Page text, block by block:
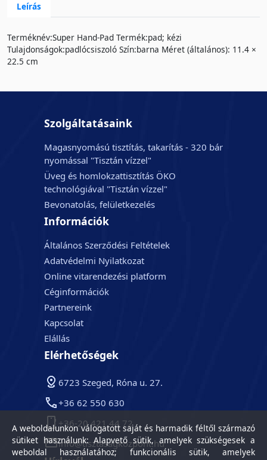
Leírás
Terméknév:Super Hand-Pad Termék:pad; kézi
Tulajdonságok:padlócsiszoló Szín:barna Méret (általános): 11.4 ×
22.5 cm
Szolgáltatásaink
Magasnyomású tisztítás, takarítás - 320 bár
nyomással "Tisztán vízzel"
Üveg és homlokzattisztítás ÖKO
technológiával "Tisztán vízzel"
Bevonatolás, felületkezelés
Információk
Általános Szerződési Feltételek
Adatvédelmi Nyilatkozat
Online vitarendezési platform
Céginformációk
Partnereink
Kapcsolat
Elállás
Elérhetőségek
6723 Szeged, Róna u. 27.
+36 62 550 630
+36-20 421 44 72
info@tisztasagkozpont.hu
A weboldalunkon válogatott saját és harmadik féltől származó
sütiket használunk: Alapvető sütik, amelyek szükségesek a
weboldal használatához; funkcionális sütik, amelyek